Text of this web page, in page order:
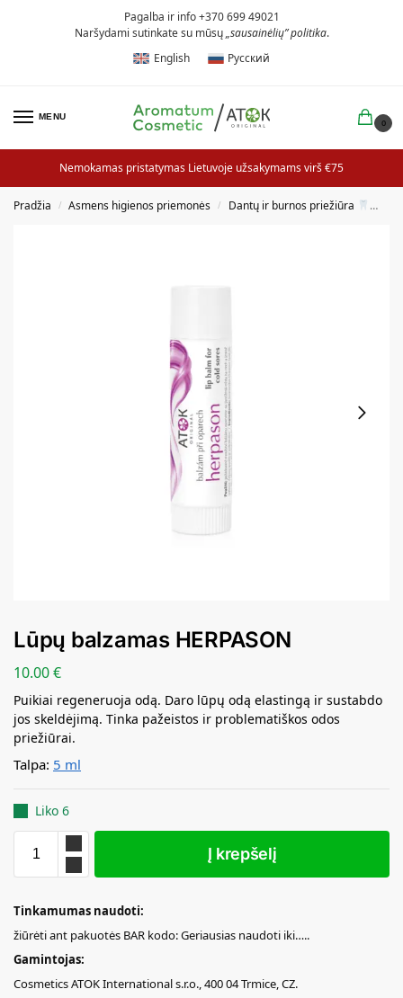
Pagalba ir info +370 699 49021
Naršydami sutinkate su mūsų„sausainėlių” politika.
English
Русский
MENU
0
Nemokamas pristatymas Lietuvoje užsakymams virš €75
Pradžia / Asmens higienos priemonės / Dantų ir burnos priežiūra
Lūpų balzamas HERPASON
10.00€
Puikiai regeneruoja odą. Daro lūpų odą elastingą ir sustabdo
jos skeldėjimą. Tinka pažeistos ir problematiškos odos
priežiūrai.
Talpa: 5 ml
Liko 6
Į krepšelį
Tinkamumas naudoti:
žiūrėti ant pakuotės BAR kodo: Geriausias naudoti iki…..
Gamintojas:
Cosmetics ATOK International s.r.o., 400 04 Trmice, CZ.